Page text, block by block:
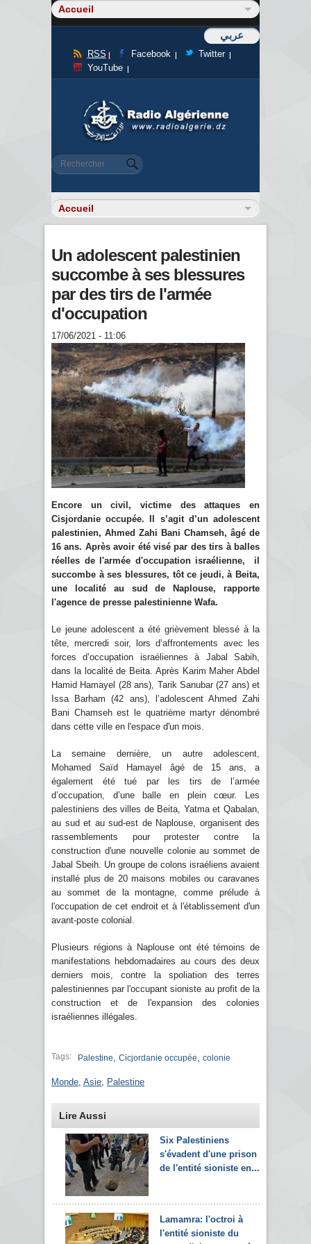
عربي
RSS Facebook
Twitter
YouTube
Formulaire de recherche
Rechercher
Un adolescent palestinien
succombe à ses blessures
par des tirs de l'armée
d'occupation
17/06/2021 - 11:06
Encore un civil, victime des attaques en
Cisjordanie occupée. Il s’agit d’un adolescent
palestinien, Ahmed Zahi Bani Chamseh, âgé de
16 ans. Après avoir été visé par des tirs à balles
réelles de l'armée d'occupation israélienne, il
succombe à ses blessures, tôt ce jeudi, à Beita,
une localité au sud de Naplouse, rapporte
l'agence de presse palestinienne Wafa.
Le jeune adolescent a été grièvement blessé à la
tête, mercredi soir, lors d’affrontements avec les
forces d’occupation israéliennes à Jabal Sabih,
dans la localité de Beita. Après Karim Maher Abdel
Hamid Hamayel (28 ans), Tarik Sanubar (27 ans) et
Issa Barham (42 ans), l’adolescent Ahmed Zahi
Bani Chamseh est le quatrième martyr dénombré
dans cette ville en l'espace d'un mois.
La semaine dernière, un autre adolescent,
Mohamed Saïd Hamayel âgé de 15 ans, a
également été tué par les tirs de l’armée
d’occupation, d’une balle en plein cœur. Les
palestiniens des villes de Beita, Yatma et Qabalan,
au sud et au sud-est de Naplouse, organisent des
rassemblements pour protester contre la
construction d'une nouvelle colonie au sommet de
Jabal Sbeih. Un groupe de colons israéliens avaient
installé plus de 20 maisons mobiles ou caravanes
au sommet de la montagne, comme prélude à
l'occupation de cet endroit et à l'établissement d'un
avant-poste colonial.
Plusieurs régions à Naplouse ont été témoins de
manifestations hebdomadaires au cours des deux
derniers mois, contre la spoliation des terres
palestiniennes par l'occupant sioniste au profit de la
construction et de l'expansion des colonies
israéliennes illégales.
Tags: Palestine Cicjordanie occupée colonie
Monde Asie Palestine
Lire Aussi
Six Palestiniens
s'évadent d'une prison
de l'entité sioniste en...
Lamamra: l'octroi à
l'entité sioniste du